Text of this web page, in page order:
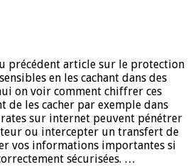
précédent article sur le protection
en les cachant dans des
on voir comment chiffrer ces
de les cacher par exemple dans
sur internet peuvent pénétrer
ou intercepter un transfert de
vos informations importantes si
sécurisées. …